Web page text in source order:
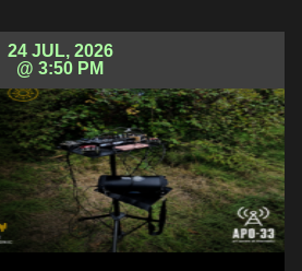
24 JUL, 2026
@ 3:50 PM